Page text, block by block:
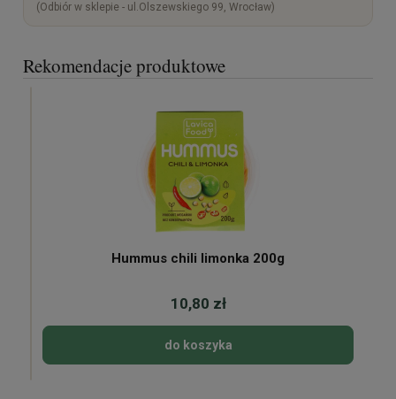
(Odbiór w sklepie - ul.Olszewskiego 99, Wrocław)
Rekomendacje produktowe
Hummus chili limonka 200g
10,80 zł
do koszyka